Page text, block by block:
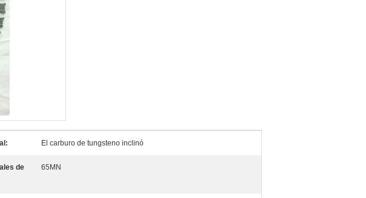
El carburo de tungsteno inclinó
de
65MN